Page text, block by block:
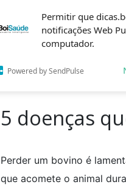
Permitir que
notificações Web
computador.
Powered by SendPulse
5 doenças
5 doenças
Perder um bovino é
que acomete o animal